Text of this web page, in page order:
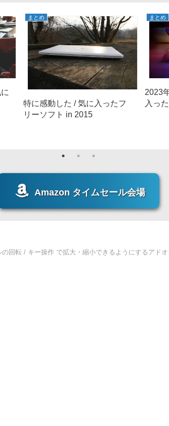
まとめ
特に感動した / 気に入ったフ
リーソフト in 2015
まとめ
2023
入っ
Amazon タイムセール会場
回転 / キー操作 で拡大・縮小できるようにするアドオ